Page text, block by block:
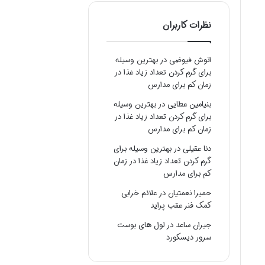
نظرات کاربران
انوش فیوضیدربهترین وسیله
برای گرم کردن تعداد زیاد غذا در
زمان کم برای مدارس
بنیامین عطاییدربهترین وسیله
برای گرم کردن تعداد زیاد غذا در
زمان کم برای مدارس
دنا عقیلیدربهترین وسیله برای
گرم کردن تعداد زیاد غذا در زمان
کم برای مدارس
حمیرا نعمتیان درعلائم خرابی
کمک فنر عقب پراید
جیران ساعد درلول های بوست
سرور دیسکورد